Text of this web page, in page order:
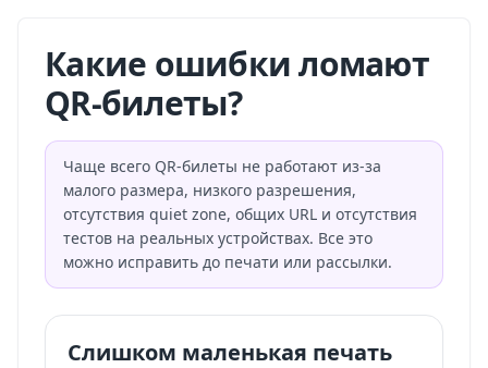
Какие ошибки ломают
QR-билеты?
Чаще всего QR-билеты не работают из-за
малого размера, низкого разрешения,
отсутствия quiet zone, общих URL и отсутствия
тестов на реальных устройствах. Все это
можно исправить до печати или рассылки.
Слишком маленькая печать